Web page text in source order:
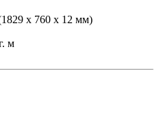
х 760 х 12 мм)
м